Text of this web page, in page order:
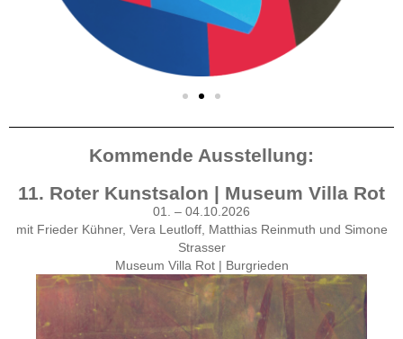
Kommende Ausstellung:
11. Roter Kunstsalon | Museum Villa Rot
01. – 04.10.2026
mit Frieder Kühner, Vera Leutloff, Matthias Reinmuth und Simone
Strasser
Museum Villa Rot | Burgrieden